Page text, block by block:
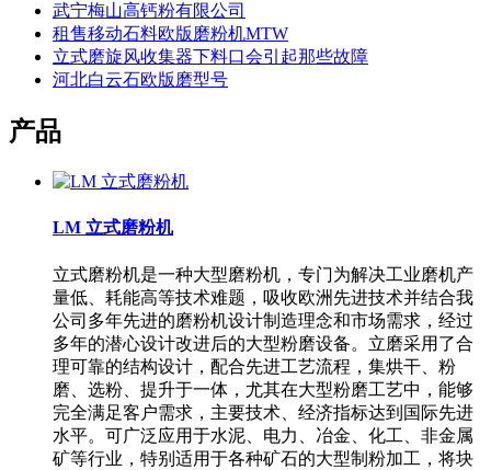
武宁梅山高钙粉有限公司
租售移动石料欧版磨粉机MTW
立式磨旋风收集器下料口会引起那些故障
河北白云石欧版磨型号
产品
LM 立式磨粉机
立式磨粉机是一种大型磨粉机，专门为解决工业磨机产
量低、耗能高等技术难题，吸收欧洲先进技术并结合我
公司多年先进的磨粉机设计制造理念和市场需求，经过
多年的潜心设计改进后的大型粉磨设备。立磨采用了合
理可靠的结构设计，配合先进工艺流程，集烘干、粉
磨、选粉、提升于一体，尤其在大型粉磨工艺中，能够
完全满足客户需求，主要技术、经济指标达到国际先进
水平。可广泛应用于水泥、电力、冶金、化工、非金属
矿等行业，特别适用于各种矿石的大型制粉加工，将块